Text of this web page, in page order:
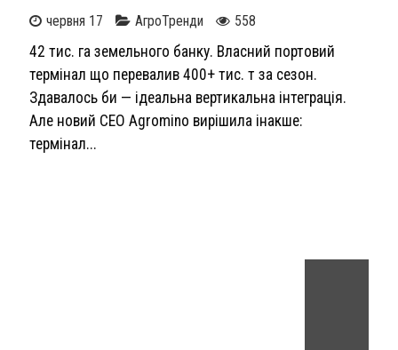
червня 17 АгроТренди 558
42 тис. га земельного банку. Власний портовий
термінал що перевалив 400+ тис. т за сезон.
Здавалось би — ідеальна вертикальна інтеграція.
Але новий CEO Agromino вирішила інакше:
термінал...